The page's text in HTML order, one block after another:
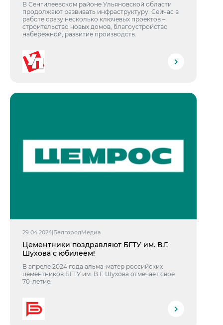
В Сенгилеевском районе Ульяновской области
продолжают развивать инфраструктуру. Сейчас в
работе сразу несколько ключевых проектов –
строительство новых домов, благоустройство
набережной, развитие производств.
29.04.2024|БелгородМедиа
Цементники поздравляют БГТУ им. В.Г.
Шухова с юбилеем!
В апреле 2024 года альма-матер российских
цементников БГТУ им. В.Г. Шухова отмечает свое
70-летие.